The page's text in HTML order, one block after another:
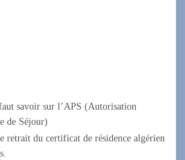
savoir sur l’APS (Autorisation
de Séjour)
retrait du certificat de résidence algérien